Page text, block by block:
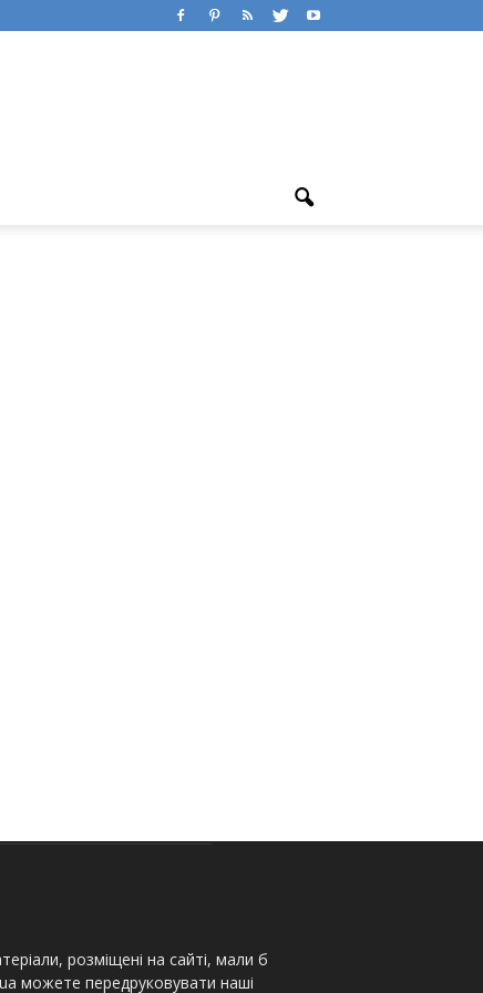
розміщені на сайті, мали б
можете передруковувати наші